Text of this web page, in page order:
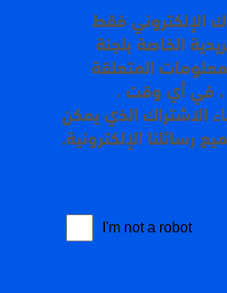
الإلكتروني فقط
الخاصة بلجنة
المتعلقة
، في أي وقت ،
الاشتراك الذي يمكن
رسائلنا الإلكترونية.